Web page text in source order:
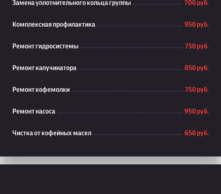
Замена уплотнительного кольца группы 700 руб.
Комплексная профилактика 950 руб.
Ремонт гидросистемы 750 руб.
Ремонт капучинатора 850 руб.
Ремонт кофемолки 750 руб.
Ремонт насоса 950 руб.
Чистка от кофейных масел 650 руб.